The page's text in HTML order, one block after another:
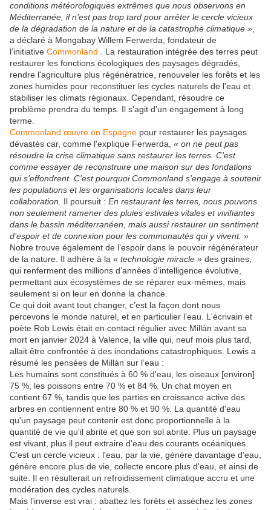
conditions météorologiques extrêmes que nous observons en
Méditerranée, il n’est pas trop tard pour arrêter le cercle vicieux
de la dégradation de la nature et de la catastrophe climatique »
a déclaré à Mongabay Willem Ferwerda, fondateur de
l’initiative Commonland
. La restauration intégrée des terres peut
restaurer les fonctions écologiques des paysages dégradés,
rendre l'agriculture plus régénératrice, renouveler les forêts et les
zones humides pour reconstituer les cycles naturels de l'eau et
stabiliser les climats régionaux. Cependant, résoudre ce
problème prendra du temps. Il s'agit d'un engagement à long
terme.
Commonland œuvre en Espagne pour restaurer les paysages
dévastés car, comme l'explique Ferwerda, « on ne peut pas
résoudre la crise climatique sans restaurer les terres. C'est
comme essayer de reconstruire une maison sur des fondations
qui s'effondrent. C'est pourquoi Commonland s'engage à soutenir
les populations et les organisations locales dans leur
collaboration. Il poursuit : En restaurant les terres, nous pouvons
non seulement ramener des pluies estivales vitales et vivifiantes
dans le bassin méditerranéen, mais aussi restaurer un sentiment
d’espoir et de connexion pour les communautés qui y vivent. »
Nobre trouve également de l’espoir dans le pouvoir régénérateur
de la nature. Il adhère à la « technologie miracle » des graines,
qui renferment des millions d’années d’intelligence évolutive,
permettant aux écosystèmes de se réparer eux-mêmes, mais
seulement si on leur en donne la chance.
Ce qui doit avant tout changer, c’est la façon dont nous
percevons le monde naturel, et en particulier l’eau. L'écrivain et
poète Rob Lewis était en contact régulier avec Millán avant sa
mort en janvier 2024 à Valence, la ville qui, neuf mois plus tard,
allait être confrontée à des inondations catastrophiques. Lewis a
résumé les pensées de Millán sur l’eau :
Les humains sont constitués à 60 % d'eau, les oiseaux [environ]
75 %, les poissons entre 70 % et 84 %. Un chat moyen en
contient 67 %, tandis que les parties en croissance active des
arbres en contiennent entre 80 % et 90 %. La quantité d'eau
qu'un paysage peut contenir est donc proportionnelle à la
quantité de vie qu'il abrite et que son sol abrite. Plus un paysage
est vivant, plus il peut extraire d'eau des courants océaniques.
C'est un cercle vicieux : l'eau, par la vie, génère davantage d'eau,
génère encore plus de vie, collecte encore plus d'eau, et ainsi de
suite. Il en résulterait un refroidissement climatique accru et une
modération des cycles naturels.
Mais l’inverse est vrai : abattez les forêts et asséchez les zones